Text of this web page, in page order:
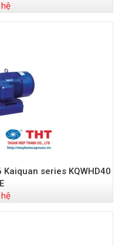
series KQWHD40